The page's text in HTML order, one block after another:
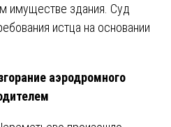
имуществе здания. Суд
истца на основании
аэродромного